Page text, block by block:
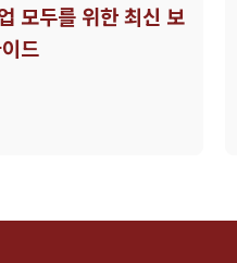
모두를 위한 최신 보
드